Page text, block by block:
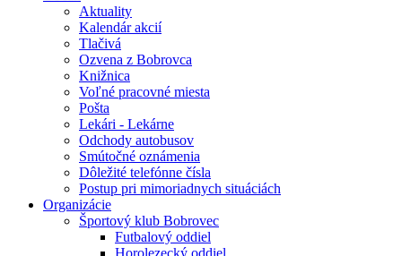
Aktuality
Kalendár akcií
Tlačivá
Ozvena z Bobrovca
Knižnica
Voľné pracovné miesta
Pošta
Lekári - Lekárne
Odchody autobusov
Smútočné oznámenia
Dôležité telefónne čísla
Postup pri mimoriadnych situáciách
Organizácie
Športový klub Bobrovec
Futbalový oddiel
Horolezecký oddiel